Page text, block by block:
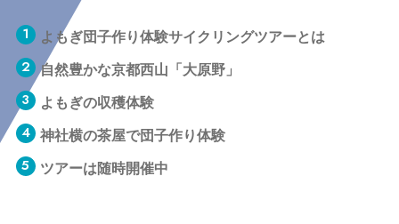
よもぎ団子作り体験サイクリングツアーとは
自然豊かな京都西山「大原野」
よもぎの収穫体験
神社横の茶屋で団子作り体験
ツアーは随時開催中